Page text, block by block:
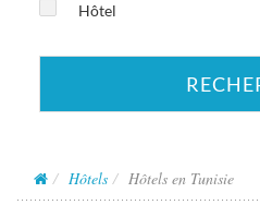
Hôtel
Hôtels Hôtels en Tunisie